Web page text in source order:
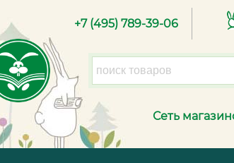
+7 (495) 789-39-06
Сеть